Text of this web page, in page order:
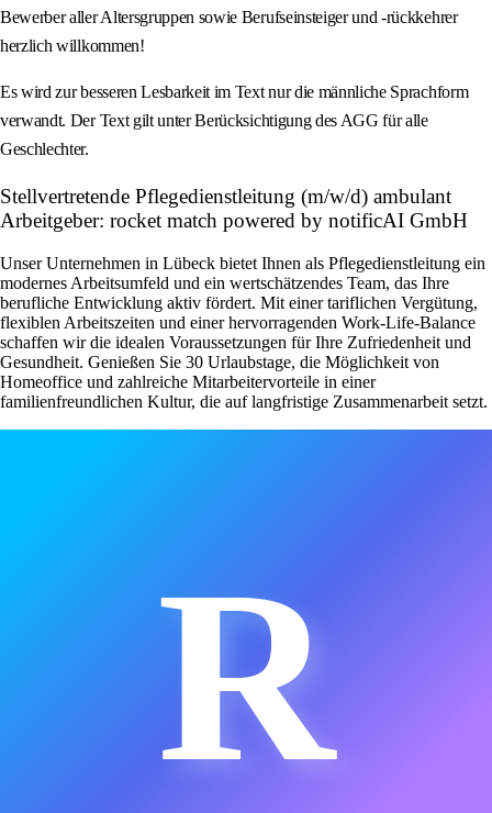
Bewerber aller Altersgruppen sowie Berufseinsteiger und -rückkehrer
herzlich willkommen!
Es wird zur besseren Lesbarkeit im Text nur die männliche Sprachform
verwandt. Der Text gilt unter Berücksichtigung des AGG für alle
Geschlechter.
Stellvertretende Pflegedienstleitung (m/w/d) ambulant
Arbeitgeber: rocket match powered by notificAI GmbH
Unser Unternehmen in Lübeck bietet Ihnen als Pflegedienstleitung ein
modernes Arbeitsumfeld und ein wertschätzendes Team, das Ihre
berufliche Entwicklung aktiv fördert. Mit einer tariflichen Vergütung,
flexiblen Arbeitszeiten und einer hervorragenden Work-Life-Balance
schaffen wir die idealen Voraussetzungen für Ihre Zufriedenheit und
Gesundheit. Genießen Sie 30 Urlaubstage, die Möglichkeit von
Homeoffice und zahlreiche Mitarbeitervorteile in einer
familienfreundlichen Kultur, die auf langfristige Zusammenarbeit setzt.
R